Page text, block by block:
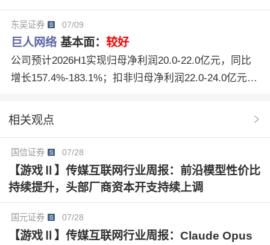
司老游戏长线运营夯实基本盘，海外布局打开成长天花
板，AI赋能提速，看好全年高速增长，维持“买入”评
级。
东吴证券 07/09
巨人网络 基本面： 较好
公司预计2026H1实现归母净利润20.0-22.0亿元，同比
增长157.4%-183.1%；扣非归母净利润22.0-24.0亿元，
20-11.20亿元，同比增长114.3%-160.9%，环比−14.9%
167.1%-212.1%，环比增长17.1%-36.8%。公司业绩符
合市场预期。
相关观点
国信证券 07/28
【游戏Ⅱ】传媒互联网行业周报：前沿模型性价比
持续提升，头部厂商资本开支持续上调
国元证券 07/28
【游戏Ⅱ】传媒互联网行业周报：Claude Opus